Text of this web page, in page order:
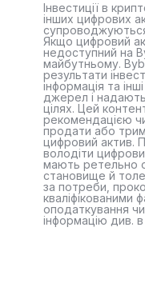
Інвестиції в
інших цифрових
Якщо цифровий
недоступний на
майбутньому.
результати
інформація та
джерел і
цілях. Цей
рекомендацією
продати або
цифровий актив.
володіти
мають ретельно
становище й
за потреби,
кваліфікованими
оподаткування
інформацію див.